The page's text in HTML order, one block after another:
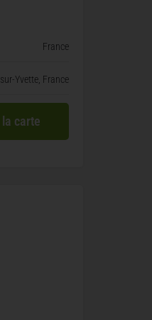
France
Yvette, France
carte